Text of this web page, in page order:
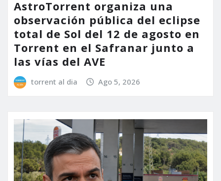
AstroTorrent organiza una
observación pública del eclipse
total de Sol del 12 de agosto en
Torrent en el Safranar junto a
las vías del AVE
torrent al dia Ago 5, 2026